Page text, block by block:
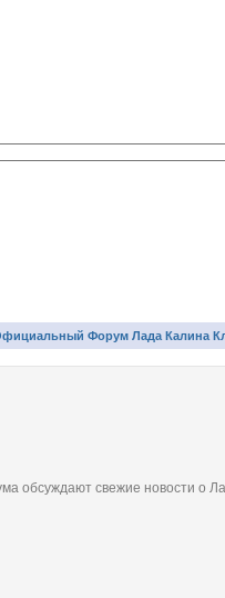
Форум Лада Калина
обсуждают свежие новости о